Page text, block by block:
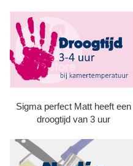
Sigma perfect Matt heeft een
droogtijd van 3 uur